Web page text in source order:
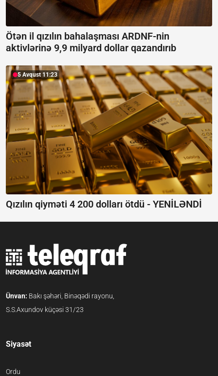
Ötən il qızılın bahalaşması ARDNF-nin
aktivlərinə 9,9 milyard dollar qazandırıb
5 Avqust 11:23
Qızılın qiyməti 4 200 dolları ötdü - YENİLƏNDİ
Ünvan: Bakı şəhəri, Binəqədi rayonu,
S.S.Axundov küçəsi 31/23
Siyasət
Ordu